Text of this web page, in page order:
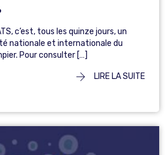
c’est, tous les quinze jours, un
nationale et internationale du
Pour consulter […]
LIRE LA SUITE